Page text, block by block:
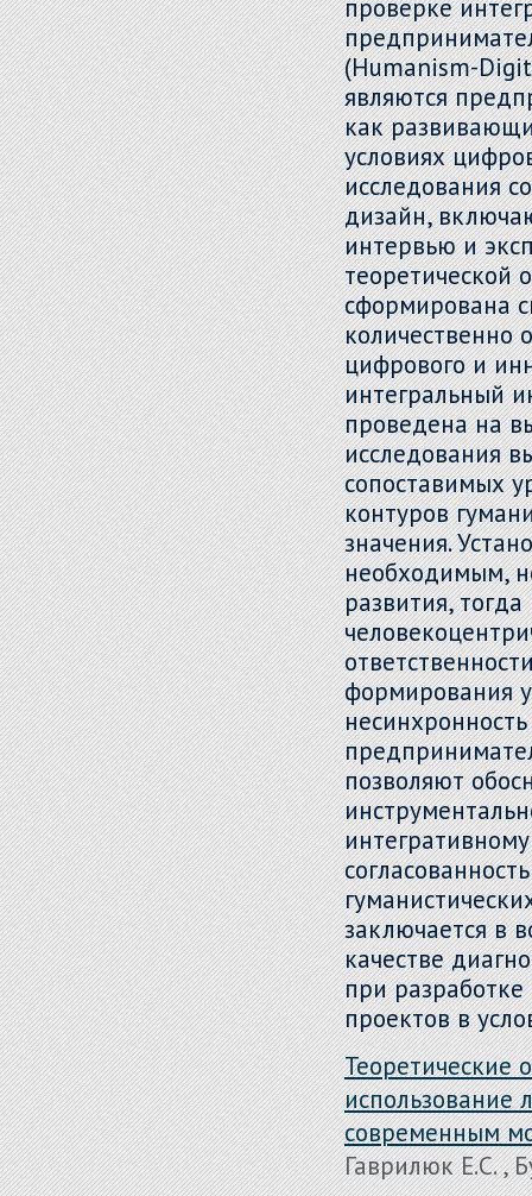
проверке
(Humanism-
являются
как
условиях
исследования
дизайн,
интервью и
теоретической
сформирована
количественно
цифрового и
интегральный
проведена на
исследования
сопоставимых
контуров
значения.
необходимым,
развития,
формирования
позволяют
заключается в
качестве
при
проектов в
Теоретические
использование
современным
Гаврилюк Е.С. ,